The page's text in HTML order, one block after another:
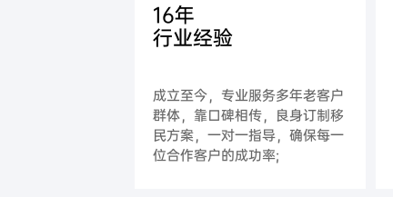
16年
行业经验
成立至今，专业服务多年老客户
群体，靠口碑相传，良身订制移
民方案，一对一指导，确保每一
位合作客户的成功率;